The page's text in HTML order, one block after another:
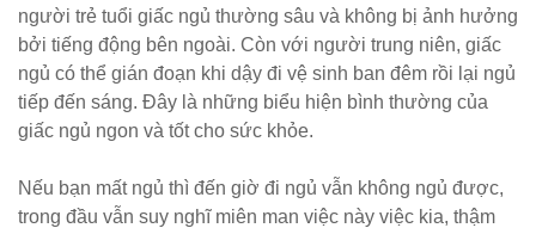
người trẻ tuổi giấc ngủ thường sâu và không bị ảnh hưởng
bởi tiếng động bên ngoài. Còn với người trung niên, giấc
ngủ có thể gián đoạn khi dậy đi vệ sinh ban đêm rồi lại ngủ
tiếp đến sáng. Đây là những biểu hiện bình thường của
giấc ngủ ngon và tốt cho sức khỏe.
Nếu bạn mất ngủ thì đến giờ đi ngủ vẫn không ngủ được,
trong đầu vẫn suy nghĩ miên man việc này việc kia, thậm